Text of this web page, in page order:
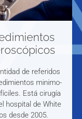
de referidos
minimo-
Está cirugía
hospital de White
desde 2005.